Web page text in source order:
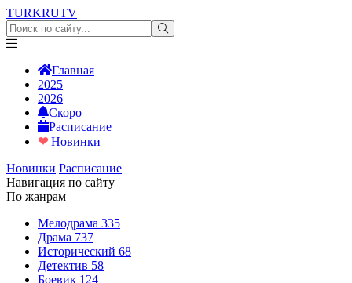
TURKRUTV
Главная
2025
2026
Скоро
Расписание
❤Новинки
Новинки Расписание
Навигация по сайту
По жанрам
Мелодрама 335
Драма 737
Исторический 68
Детектив 58
Боевик 124